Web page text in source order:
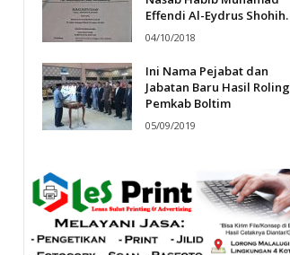
Effendi Al-Eydrus Shohih.
04/10/2018
Ini Nama Pejabat dan
Jabatan Baru Hasil Roling
Pemkab Boltim
05/09/2019